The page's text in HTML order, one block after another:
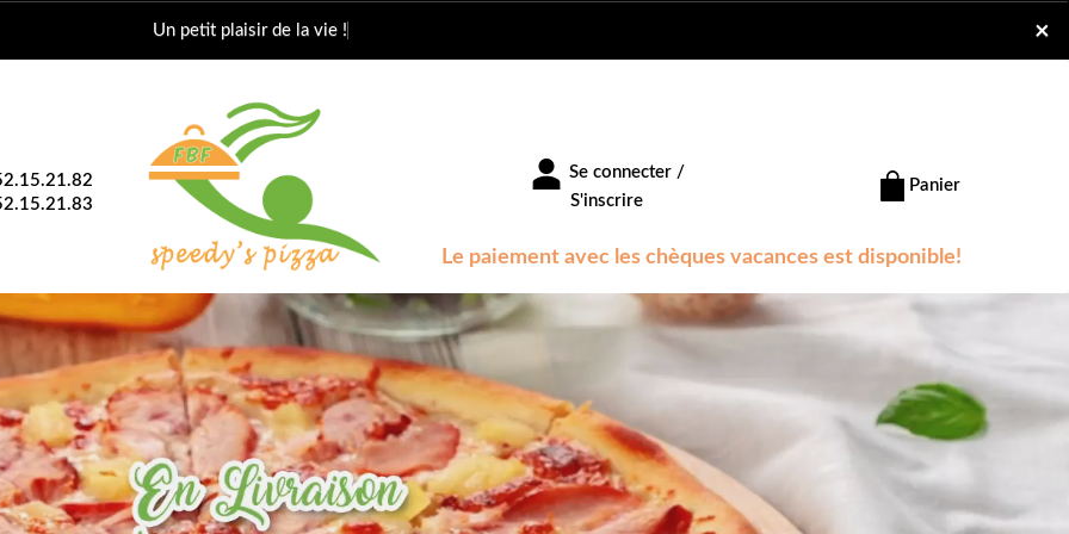
×
Le paiement avec les chèques v
Se connecter /
S'inscrire
Panier
Le paiement avec les chèques vacances est disponible!